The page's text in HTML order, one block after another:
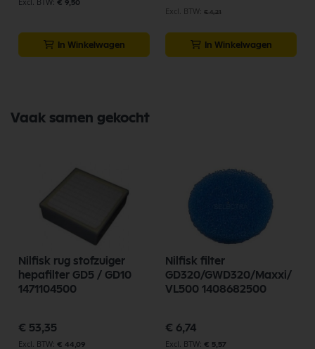
€ 9,50
In Winkelwagen
€ 4,21
In Winkelwagen
Vaak samen gekocht
Nilfisk rug stofzuiger
hepafilter GD5 / GD10
1471104500
€ 53,35
€ 44,09
Nilfisk filter
GD320/GWD320/Maxxi/
VL500 1408682500
€ 6,74
€ 5,57